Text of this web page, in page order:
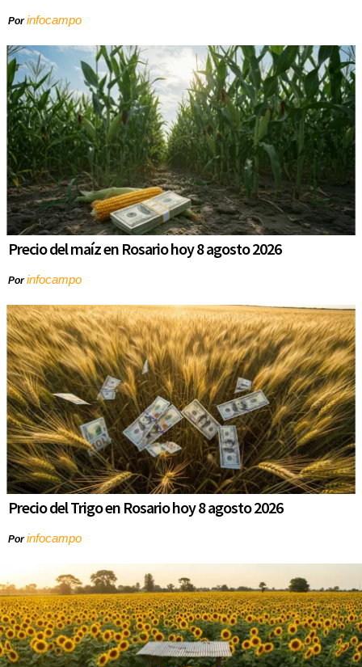
Porinfocampo
Precio del maíz en Rosario hoy 8 agosto 2026
Porinfocampo
Precio del Trigo en Rosario hoy 8 agosto 2026
Porinfocampo